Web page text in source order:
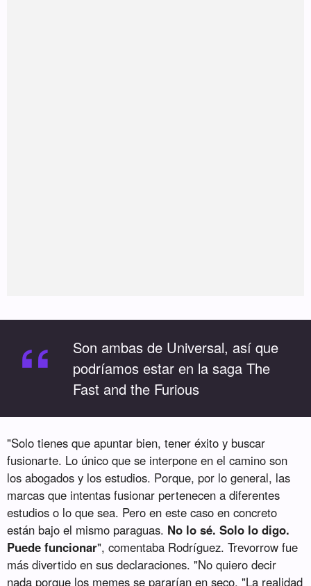
“
Son ambas de Universal, así que
podríamos estar en la saga The
Fast and the Furious
"Solo tienes que apuntar bien, tener éxito y buscar
fusionarte. Lo único que se interpone en el camino son
los abogados y los estudios. Porque, por lo general, las
marcas que intentas fusionar pertenecen a diferentes
estudios o lo que sea. Pero en este caso en concreto
están bajo el mismo paraguas. No lo sé. Solo lo digo.
Puede funcionar", comentaba Rodríguez. Trevorrow fue
más divertido en sus declaraciones. "No quiero decir
nada porque los memes se pararían en seco. "La realidad